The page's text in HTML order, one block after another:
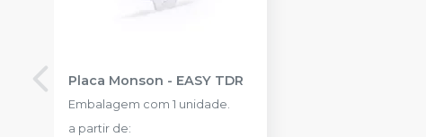
Placa Monson - EASY TDR
Embalagem com 1 unidade.
a partir de: